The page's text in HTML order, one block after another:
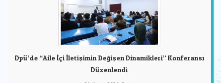
Dpü’de “Aile İçi İletişimin Değişen Dinamikleri” Konferansı
Düzenlendi